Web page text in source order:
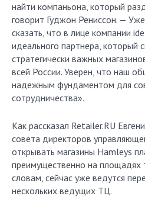
найти компаньона, который
говорит Гуджон Рениссон. —
сказать, что в лице компании
идеального партнера, который
стратегически важных
всей России. Уверен, что наш
надежным фундаментом для
сотрудничества».
Как рассказал Retailer.RU
совета директоров
открывать магазины Hamleys
преимущественно на площадях
словам, сейчас уже ведутся
нескольких ведущих ТЦ.